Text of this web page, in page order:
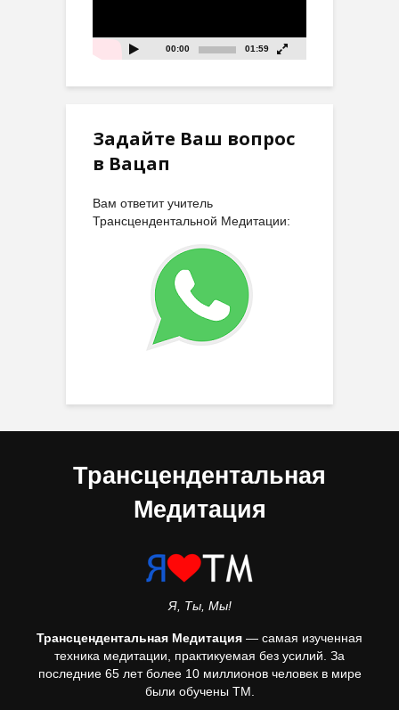
00:00 01:59
Задайте Ваш вопрос
в Вацап
Вам ответит учитель
Трансцендентальной Медитации:
Трансцендентальная
Медитация
Я, Ты, Мы!
Трансцендентальная Медитация — самая изученная
техника медитации, практикуемая без усилий. За
последние 65 лет более 10 миллионов человек в мире
были обучены ТМ.